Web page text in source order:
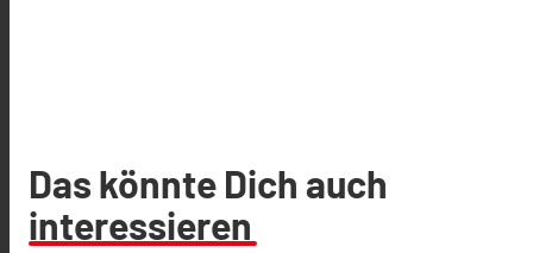
Das könnte Dich auch
interessieren